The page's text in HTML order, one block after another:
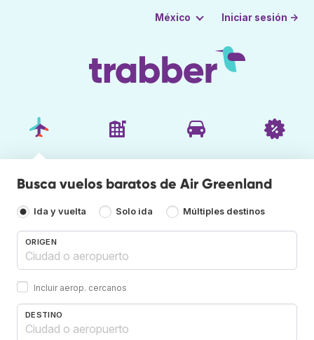
México Iniciar sesión →
Busca vuelos baratos de Air Greenland
Ida y vuelta Solo ida Múltiples destinos
ORIGEN
Incluir aerop. cercanos
DESTINO